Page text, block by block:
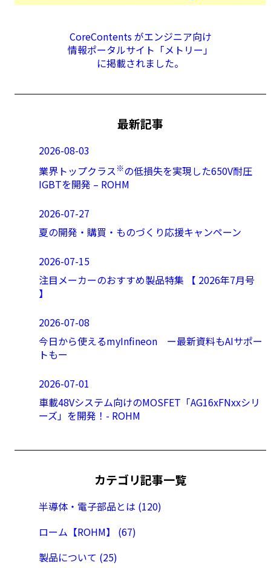
CoreContents がエンジニア向け
情報ポータルサイト「メトリー」
に掲載されました。
最新記事
2026-08-03
業界トップクラス ※の低損失を実現した650V耐圧
IGBTを開発 – ROHM
2026-07-27
夏の開発・購買・ものづくり応援キャンペーン
2026-07-15
注目メーカーのおすすめ製品特集 【 2026年7月号
】
2026-07-08
今日から使えるmyInfineon ー最新資料もAIサポー
トもー
2026-07-01
車載48Vシステム向けのMOSFET「AG16xFNxxシリ
ーズ」を開発！- ROHM
カテゴリ記事一覧
半導体・電子部品とは (120)
ローム【ROHM】 (67)
製品について (25)